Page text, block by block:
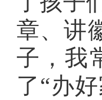
章、讲
子，我
了“办